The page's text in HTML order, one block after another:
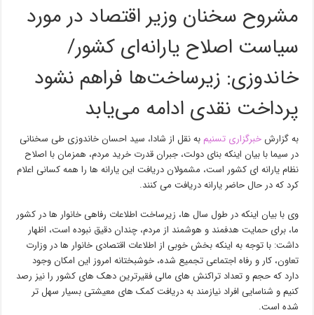
مشروح سخنان وزیر اقتصاد در مورد
سیاست اصلاح یارانه‌ای کشور/
خاندوزی: زیرساخت‌ها فراهم نشود
پرداخت نقدی ادامه می‌یابد
به گزارشخبرگزاری تسنیم به نقل از شادا، سید احسان خاندوزی طی سخنانی
در سیما با بیان اینکه بنای دولت، جبران قدرت خرید مردم، همزمان با اصلاح
نظام یارانه ای کشور است، مشمولان دریافت این یارانه ها را همه کسانی اعلام
کرد که در حال حاضر یارانه دریافت می کنند.
وی با بیان اینکه در طول سال ها، زیرساخت اطلاعات رفاهی خانوار ها در کشور
ما، برای حمایت هدفمند و هوشمند از مردم، چندان دقیق نبوده است، اظهار
داشت: با توجه به اینکه بخش خوبی از اطلاعات اقتصادی خانوار ها در وزارت
تعاون، کار و رفاه اجتماعی تجمیع شده، خوشبختانه امروز این امکان وجود
دارد که حجم و تعداد تراکنش های مالی فقیرترین دهک های کشور را نیز رصد
کنیم و شناسایی افراد نیازمند به دریافت کمک های معیشتی بسیار سهل تر
شده است.